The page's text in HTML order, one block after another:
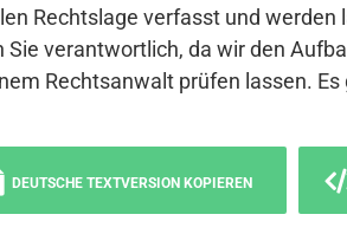
Rechtslage verfasst und
Sie verantwortlich, da wir den
Rechtsanwalt prüfen lassen.
DEUTSCHE TEXTVERSION KOPIEREN